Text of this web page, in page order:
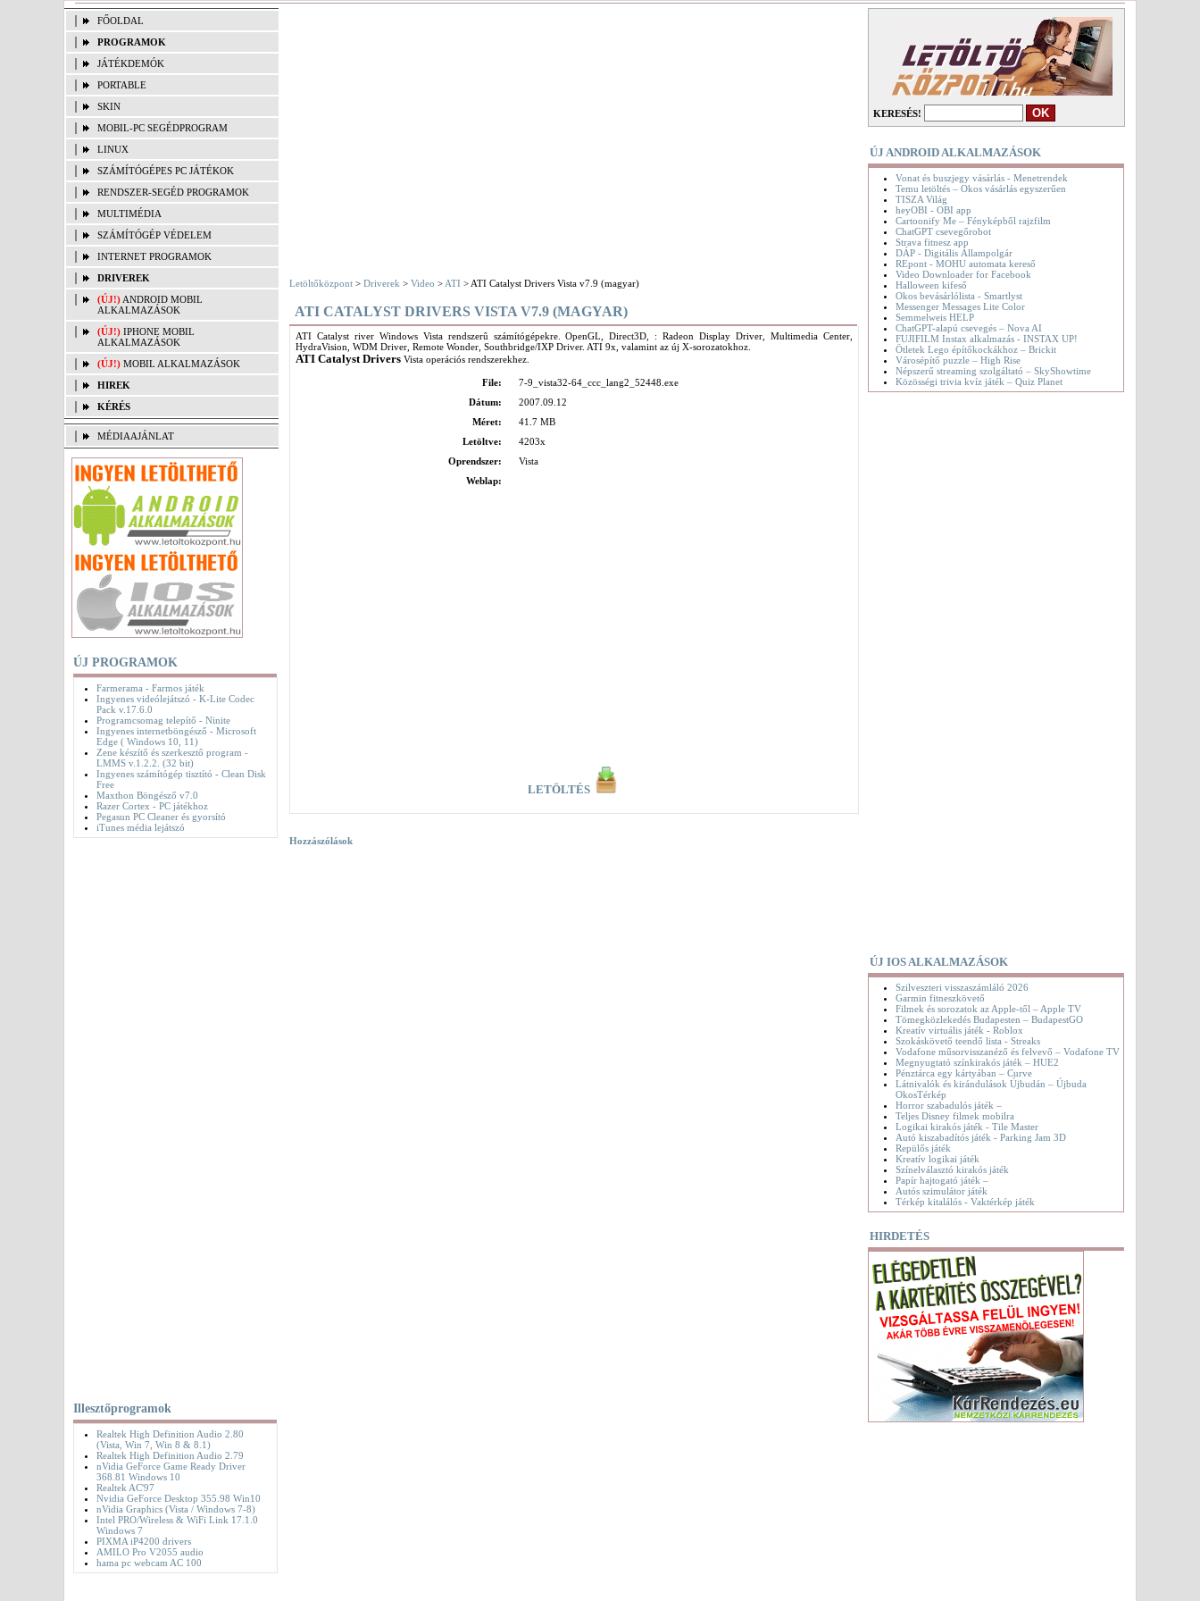
FŐOLDAL
PROGRAMOK
JÁTÉKDEMÓK
PORTABLE
SKIN
MOBIL-PC SEGÉDPROGRAM
LINUX
SZÁMÍTÓGÉPES PC JÁTÉKOK
RENDSZER-SEGÉD PROGRAMOK
MULTIMÉDIA
SZÁMÍTÓGÉP VÉDELEM
INTERNET PROGRAMOK
DRIVEREK
(ÚJ!) ANDROID MOBIL
ALKALMAZÁSOK
(ÚJ!) IPHONE MOBIL
ALKALMAZÁSOK
(ÚJ!) MOBIL ALKALMAZÁSOK
HIREK
KÉRÉS
MÉDIAAJÁNLAT
ÚJ PROGRAMOK
Farmerama - Farmos játék
Ingyenes videólejátszó - K-Lite Codec
Pack v.17.6.0
Programcsomag telepítő - Ninite
Ingyenes internetböngésző - Microsoft
Edge ( Windows 10, 11)
Zene készítő és szerkesztő program -
LMMS v.1.2.2. (32 bit)
Ingyenes számítógép tisztító - Clean Disk
Free
Maxthon Böngésző v7.0
Razer Cortex - PC játékhoz
Pegasun PC Cleaner és gyorsító
iTunes média lejátszó
Illesztőprogramok
Realtek High Definition Audio 2.80
(Vista, Win 7, Win 8 & 8.1)
Realtek High Definition Audio 2.79
nVidia GeForce Game Ready Driver
368.81 Windows 10
Realtek AC'97
Nvidia GeForce Desktop 355.98 Win10
nVidia Graphics (Vista / Windows 7-8)
Intel PRO/Wireless & WiFi Link 17.1.0
Windows 7
PIXMA iP4200 drivers
AMILO Pro V2055 audio
hama pc webcam AC 100
Letöltőközpont > Driverek > Video > ATI > ATI Catalyst Drivers Vista v7.9 (magyar)
ATI CATALYST DRIVERS VISTA V7.9 (MAGYAR)
ATI Catalyst river Windows Vista rendszerû számítógépekre. OpenGL, Direct3D, : Radeon Display Driver, Multimedia Center,
HydraVision, WDM Driver, Remote Wonder, Southbridge/IXP Driver. ATI 9x, valamint az új X-sorozatokhoz.
ATI Catalyst Drivers Vista operációs rendszerekhez.
File:
7-9_vista32-64_ccc_lang2_52448.exe
Dátum:
2007.09.12
Méret:
41.7 MB
Letöltve:
4203x
Oprendszer:
Vista
Weblap:
LETÖLTÉS
Hozzászólások
KERESÉS!
ÚJ ANDROID ALKALMAZÁSOK
Vonat és buszjegy vásárlás - Menetrendek
Temu letöltés – Okos vásárlás egyszerűen
TISZA Világ
heyOBI - OBI app
Cartoonify Me – Fényképből rajzfilm
ChatGPT csevegőrobot
Strava fitnesz app
DÁP - Digitális Állampolgár
REpont - MOHU automata kereső
Video Downloader for Facebook
Halloween kifeső
Okos bevásárlólista - Smartlyst
Messenger Messages Lite Color
Semmelweis HELP
ChatGPT-alapú csevegés – Nova AI
FUJIFILM Instax alkalmazás - INSTAX UP!
Ötletek Lego építőkockákhoz – Brickit
Városépítő puzzle – High Rise
Népszerű streaming szolgáltató – SkyShowtime
Közösségi trivia kvíz játék – Quiz Planet
ÚJ IOS ALKALMAZÁSOK
Szilveszteri visszaszámláló 2026
Garmin fitneszkövető
Filmek és sorozatok az Apple-től – Apple TV
Tömegközlekedés Budapesten – BudapestGO
Kreatív virtuális játék - Roblox
Szokáskövető teendő lista - Streaks
Vodafone műsorvisszanéző és felvevő – Vodafone TV
Megnyugtató színkirakós játék – HUE2
Pénztárca egy kártyában – Curve
Látnivalók és kirándulások Újbudán – Újbuda
OkosTérkép
Horror szabadulós játék –
Teljes Disney filmek mobilra
Logikai kirakós játék - Tile Master
Autó kiszabadítós játék - Parking Jam 3D
Repülős játék
Kreatív logikai játék
Színelválasztó kirakós játék
Papír hajtogató játék –
Autós szimulátor játék
Térkép kitalálós - Vaktérkép játék
HIRDETÉS